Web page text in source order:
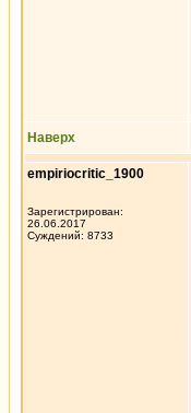
Наверх
empiriocritic_1900
Зарегистрирован:
26.06.2017
Суждений: 8733